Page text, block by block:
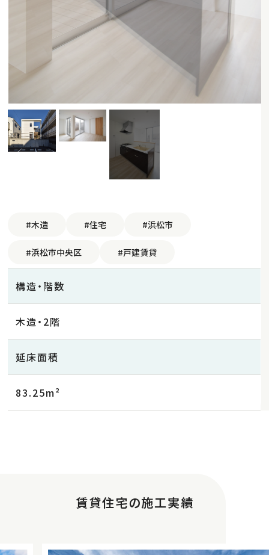
構造・階数
木造・2階
延床面積
83.25m²
#木造 #住宅 #浜松市
#浜松市中央区 #戸建賃貸
賃貸住宅の施工実績